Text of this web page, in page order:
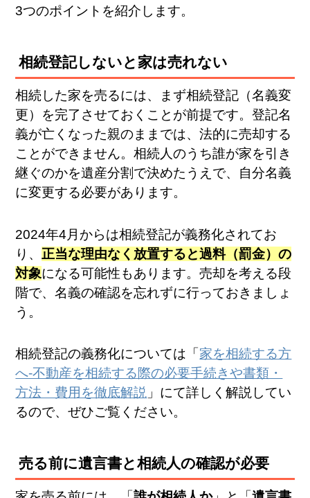
3つのポイントを紹介します。
相続登記しないと家は売れない
相続した家を売るには、まず相続登記（名義変
更）を完了させておくことが前提です。登記名
義が亡くなった親のままでは、法的に売却する
ことができません。相続人のうち誰が家を引き
継ぐのかを遺産分割で決めたうえで、自分名義
に変更する必要があります。
2024年4月からは相続登記が義務化されてお
り、 正当な理由なく放置すると過料（罰金）の
対象になる可能性もあります。売却を考える段
階で、名義の確認を忘れずに行っておきましょ
う。
相続登記の義務化については「 家を相続する方
へ-不動産を相続する際の必要手続きや書類・
方法・費用を徹底解説 」にて詳しく解説してい
るので、ぜひご覧ください。
売る前に遺言書と相続人の確認が必要